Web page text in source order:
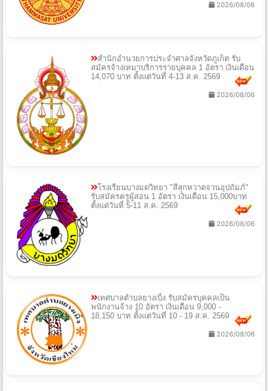
2026/08/06
สำนักอำนวยการประจำศาลจังหวัดภูเก็ต รับ
สมัครจ้างเหมาบริการรายบุคคล 1 อัตรา เงินเดือน
14,070 บาท ตั้งแต่วันที่ 4-13 ส.ค. 2569
2026/08/06
โรงเรียนบางมดวิทยา "สีสุกหวาดจวนอุปถัมภ์"
รับสมัครครูผู้สอน 1 อัตรา เงินเดือน 15,000บาท
ตั้งแต่วันที่ 5-11 ส.ค. 2569
2026/08/06
เทศบาลตำบลยางเบิ้ง รับสมัครบุคคลเป็น
พนักงานจ้าง 10 อัตรา เงินเดือน 9,000 -
18,150 บาท ตั้งแต่วันที่ 10 - 19 ส.ค. 2569
2026/08/06